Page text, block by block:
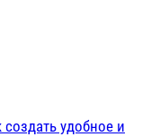
удобное и